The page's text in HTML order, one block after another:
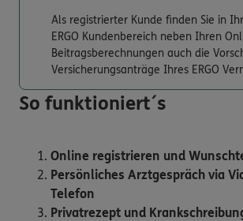
Als registrierter Kunde finden Sie in
ERGO Kundenbereich neben Ihren
Beitragsberechnungen auch die
Versicherungsanträge Ihres ERGO
So funktioniert´s
Online registrieren und
Persönliches Arztgespräch via
Telefon
Privatrezept und